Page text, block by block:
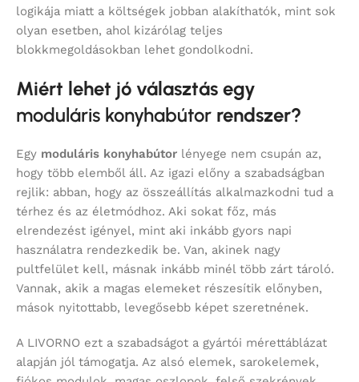
logikája miatt a költségek jobban alakíthatók, mint sok
olyan esetben, ahol kizárólag teljes
blokkmegoldásokban lehet gondolkodni.
Miért lehet jó választás egy
moduláris konyhabútor rendszer?
Egy moduláris konyhabútor lényege nem csupán az,
hogy több elemből áll. Az igazi előny a szabadságban
rejlik: abban, hogy az összeállítás alkalmazkodni tud a
térhez és az életmódhoz. Aki sokat főz, más
elrendezést igényel, mint aki inkább gyors napi
használatra rendezkedik be. Van, akinek nagy
pultfelület kell, másnak inkább minél több zárt tároló.
Vannak, akik a magas elemeket részesítik előnyben,
mások nyitottabb, levegősebb képet szeretnének.
A LIVORNO ezt a szabadságot a gyártói mérettáblázat
alapján jól támogatja. Az alsó elemek, sarokelemek,